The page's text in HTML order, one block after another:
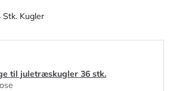
Kugler
til juletræskugler 36 stk.